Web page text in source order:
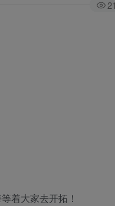
着大家去开拓！